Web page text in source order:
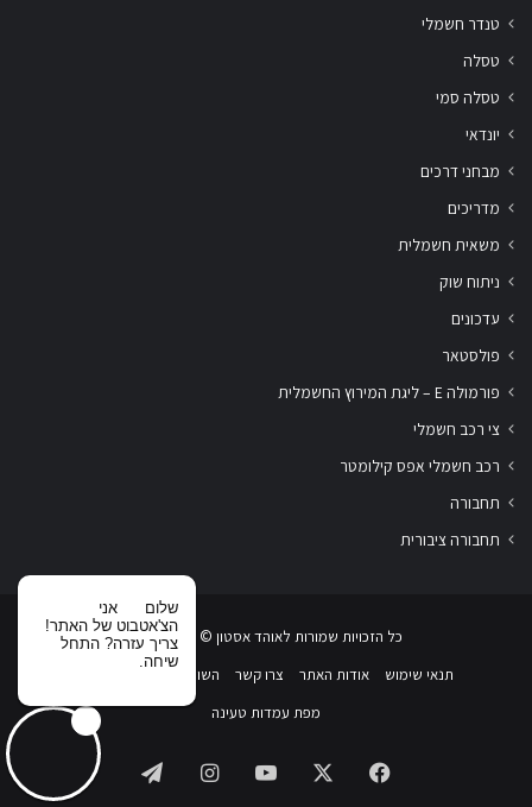
טנדר חשמלי
טסלה
טסלה סמי
יונדאי
מבחני דרכים
מדריכים
משאית חשמלית
ניתוח שוק
עדכונים
פולסטאר
פורמולה E – ליגת המירוץ החשמלית
צי רכב חשמלי
רכב חשמלי אפס קילומטר
תחבורה
תחבורה ציבורית
כל הזכויות שמורות לאוהד אסטון ‏© 2019-2026
תנאי שימוש
אודות האתר צרו קשר
השוואת רכבים חשמליים
מפת עמדות טעינה
Facebook
YouTube
Instagram
Telegram
שלום
אני
הצ'אטבוט של האתר!
צריך עזרה? התחל
שיחה.